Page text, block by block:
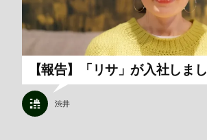
【報告】「リサ」が入社しまし
渋井